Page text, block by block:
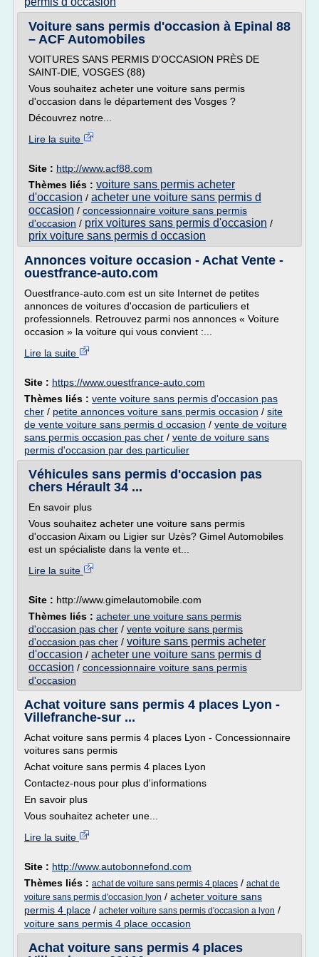
Voiture sans permis d'occasion à Epinal 88
– ACF Automobiles
VOITURES SANS PERMIS D'OCCASION PRÈS DE
SAINT-DIE, VOSGES (88)
Vous souhaitez acheter une voiture sans permis
d'occasion dans le département des Vosges ?
Découvrez notre...
Lire la suite
Site : http://www.acf88.com
Thèmes liés : voiture sans permis acheter
d'occasion / acheter une voiture sans permis d
occasion / concessionnaire voiture sans permis
d'occasion / prix voitures sans permis d'occasion /
prix voiture sans permis d occasion
Annonces voiture occasion - Achat Vente -
ouestfrance-auto.com
Ouestfrance-auto.com est un site Internet de petites
annonces de voitures d'occasion de particuliers et
professionnels. Retrouvez parmi nos annonces « Voiture
occasion » la voiture qui vous convient :...
Lire la suite
Site : https://www.ouestfrance-auto.com
Thèmes liés : vente voiture sans permis d'occasion pas
cher / petite annonces voiture sans permis occasion / site
de vente voiture sans permis d occasion / vente de voiture
sans permis occasion pas cher / vente de voiture sans
permis d'occasion par des particulier
Véhicules sans permis d'occasion pas
chers Hérault 34 ...
En savoir plus
Vous souhaitez acheter une voiture sans permis
d'occasion Aixam ou Ligier sur Uzès? Gimel Automobiles
est un spécialiste dans la vente et...
Lire la suite
Site : http://www.gimelautomobile.com
Thèmes liés : acheter une voiture sans permis
d'occasion pas cher / vente voiture sans permis
d'occasion pas cher / voiture sans permis acheter
d'occasion / acheter une voiture sans permis d
occasion / concessionnaire voiture sans permis
d'occasion
Achat voiture sans permis 4 places Lyon -
Villefranche-sur ...
Achat voiture sans permis 4 places Lyon - Concessionnaire
voitures sans permis
Achat voiture sans permis 4 places Lyon
Contactez-nous pour plus d'informations
En savoir plus
Vous souhaitez acheter une...
Lire la suite
Site : http://www.autobonnefond.com
Thèmes liés : achat de voiture sans permis 4 places / achat de
voiture sans permis d'occasion lyon / acheter voiture sans
permis 4 place / acheter voiture sans permis d'occasion a lyon /
voiture sans permis 4 place occasion
Achat voiture sans permis 4 places